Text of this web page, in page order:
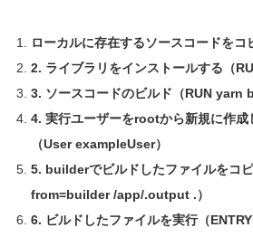
ローカルに存在するソースコードをコ
2. ライブラリをインストールする（
3. ソースコードのビルド（RUN yarn
4. 実行ユーザーをrootから新規に作成
（User exampleUser）
5. builderでビルドしたファイルをコ
from=builder /app/.output .）
6. ビルドしたファイルを実行（